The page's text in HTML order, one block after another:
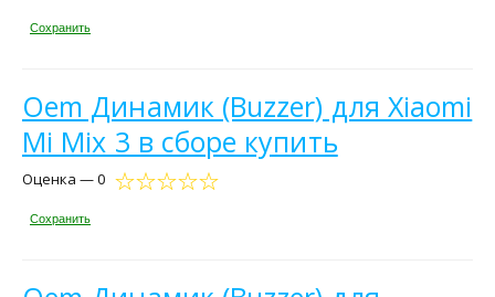
Сохранить
Oem Динамик (Buzzer) для Xiaomi
Mi Mix 3 в сборе купить
Оценка — 0
Сохранить